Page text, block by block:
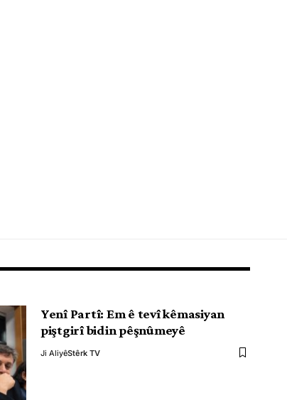
Yenî Partî: Em ê tevî kêmasiyan
piştgirî bidin pêşnûmeyê
Ji AliyêStêrk TV